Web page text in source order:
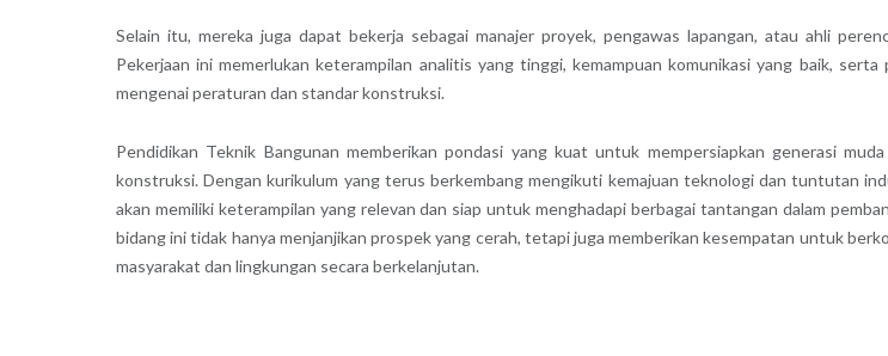
Selain itu, mereka juga dapat bekerja sebagai manajer proyek, pengawas lapangan, atau ahli
Pekerjaan ini memerlukan keterampilan analitis yang tinggi, kemampuan komunikasi yang baik, serta
mengenai peraturan dan standar konstruksi.
Pendidikan Teknik Bangunan memberikan pondasi yang kuat untuk mempersiapkan generasi
konstruksi. Dengan kurikulum yang terus berkembang mengikuti kemajuan teknologi dan tuntutan
akan memiliki keterampilan yang relevan dan siap untuk menghadapi berbagai tantangan dalam
bidang ini tidak hanya menjanjikan prospek yang cerah, tetapi juga memberikan kesempatan untuk
masyarakat dan lingkungan secara berkelanjutan.